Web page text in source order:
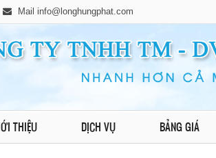
Mail info@longhungphat.com
THIỆU DỊCH VỤ BẢNG GIÁ